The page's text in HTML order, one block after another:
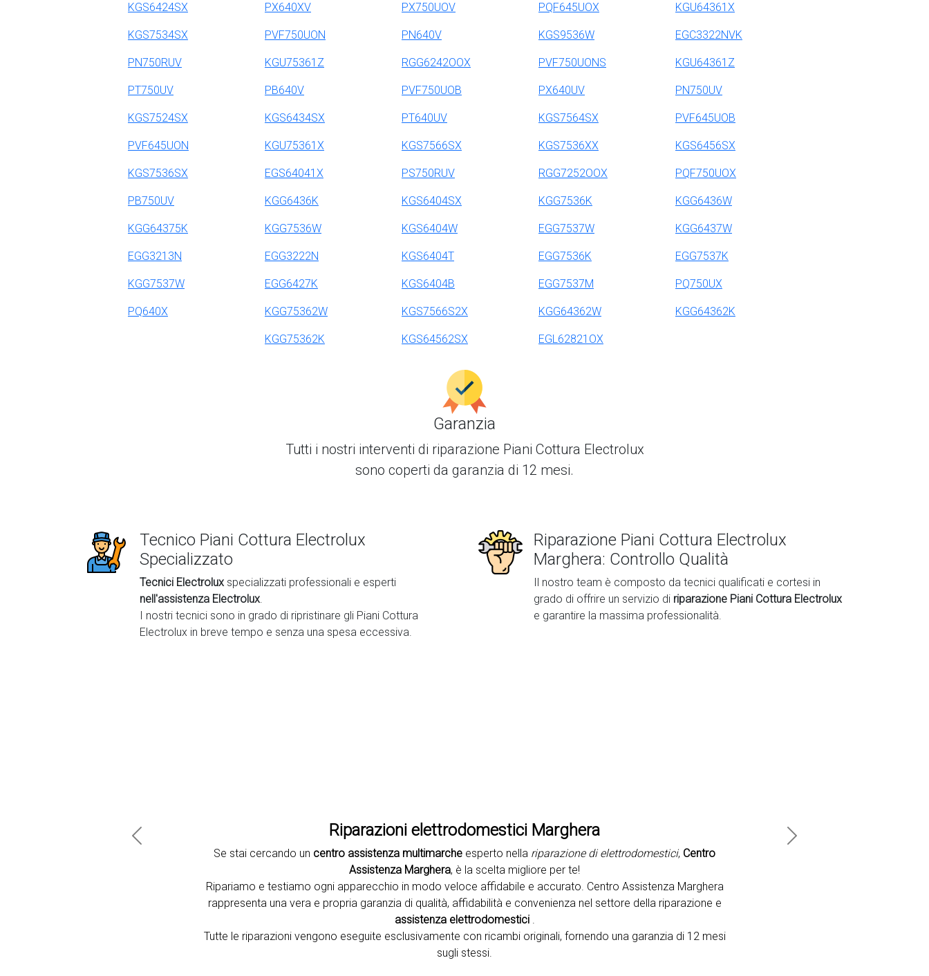
KGS6424SX PX640XV PX750UOV PQF645UOX KGU64361X
KGS7534SX PVF750UON PN640V KGS9536W EGC3322NVK
PN750RUV KGU75361Z RGG6242OOX PVF750UONS KGU64361Z
PT750UV PB640V PVF750UOB PX640UV PN750UV
KGS7524SX KGS6434SX PT640UV KGS7564SX PVF645UOB
PVF645UON KGU75361X KGS7566SX KGS7536XX KGS6456SX
KGS7536SX EGS64041X PS750RUV RGG7252OOX PQF750UOX
PB750UV KGG6436K KGS6404SX KGG7536K KGG6436W
KGG64375K KGG7536W KGS6404W EGG7537W KGG6437W
EGG3213N EGG3222N KGS6404T EGG7536K EGG7537K
KGG7537W EGG6427K KGS6404B EGG7537M PQ750UX
PQ640X KGG75362W KGS7566S2X KGG64362W KGG64362K
KGG75362K KGS64562SX EGL62821OX
Garanzia
Tutti i nostri interventi di riparazione Piani Cottura Electrolux
sono coperti da garanzia di 12 mesi.
Tecnico Piani Cottura Electrolux
Specializzato
Tecnici Electrolux specializzati professionali e esperti
nell'assistenza Electrolux.
I nostri tecnici sono in grado di ripristinare gli Piani Cottura
Electrolux in breve tempo e senza una spesa eccessiva.
Riparazione Piani Cottura Electrolux
Marghera: Controllo Qualità
Il nostro team è composto da tecnici qualificati e cortesi in
grado di offrire un servizio di riparazione Piani Cottura Electrolux
e garantire la massima professionalità.
Riparazioni elettrodomestici Marghera
Se stai cercando un centro assistenza multimarche esperto nella riparazione di elettrodomestici, Centro
Assistenza Marghera, è la scelta migliore per te!
Ripariamo e testiamo ogni apparecchio in modo veloce affidabile e accurato. Centro Assistenza Marghera
rappresenta una vera e propria garanzia di qualità, affidabilità e convenienza nel settore della riparazione e
assistenza elettrodomestici .
Tutte le riparazioni vengono eseguite esclusivamente con ricambi originali, fornendo una garanzia di 12 mesi
sugli stessi.
Previous Next